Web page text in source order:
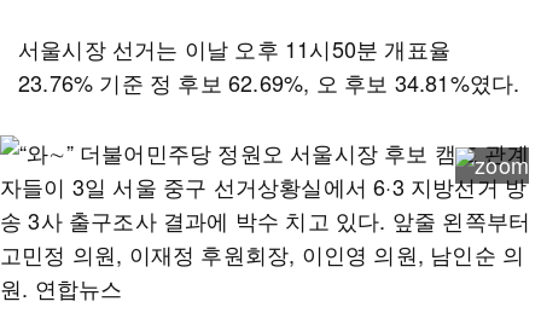
서울시장 선거는 이날 오후 11시50분 개표율
23.76% 기준 정 후보 62.69%, 오 후보 34.81%였다.